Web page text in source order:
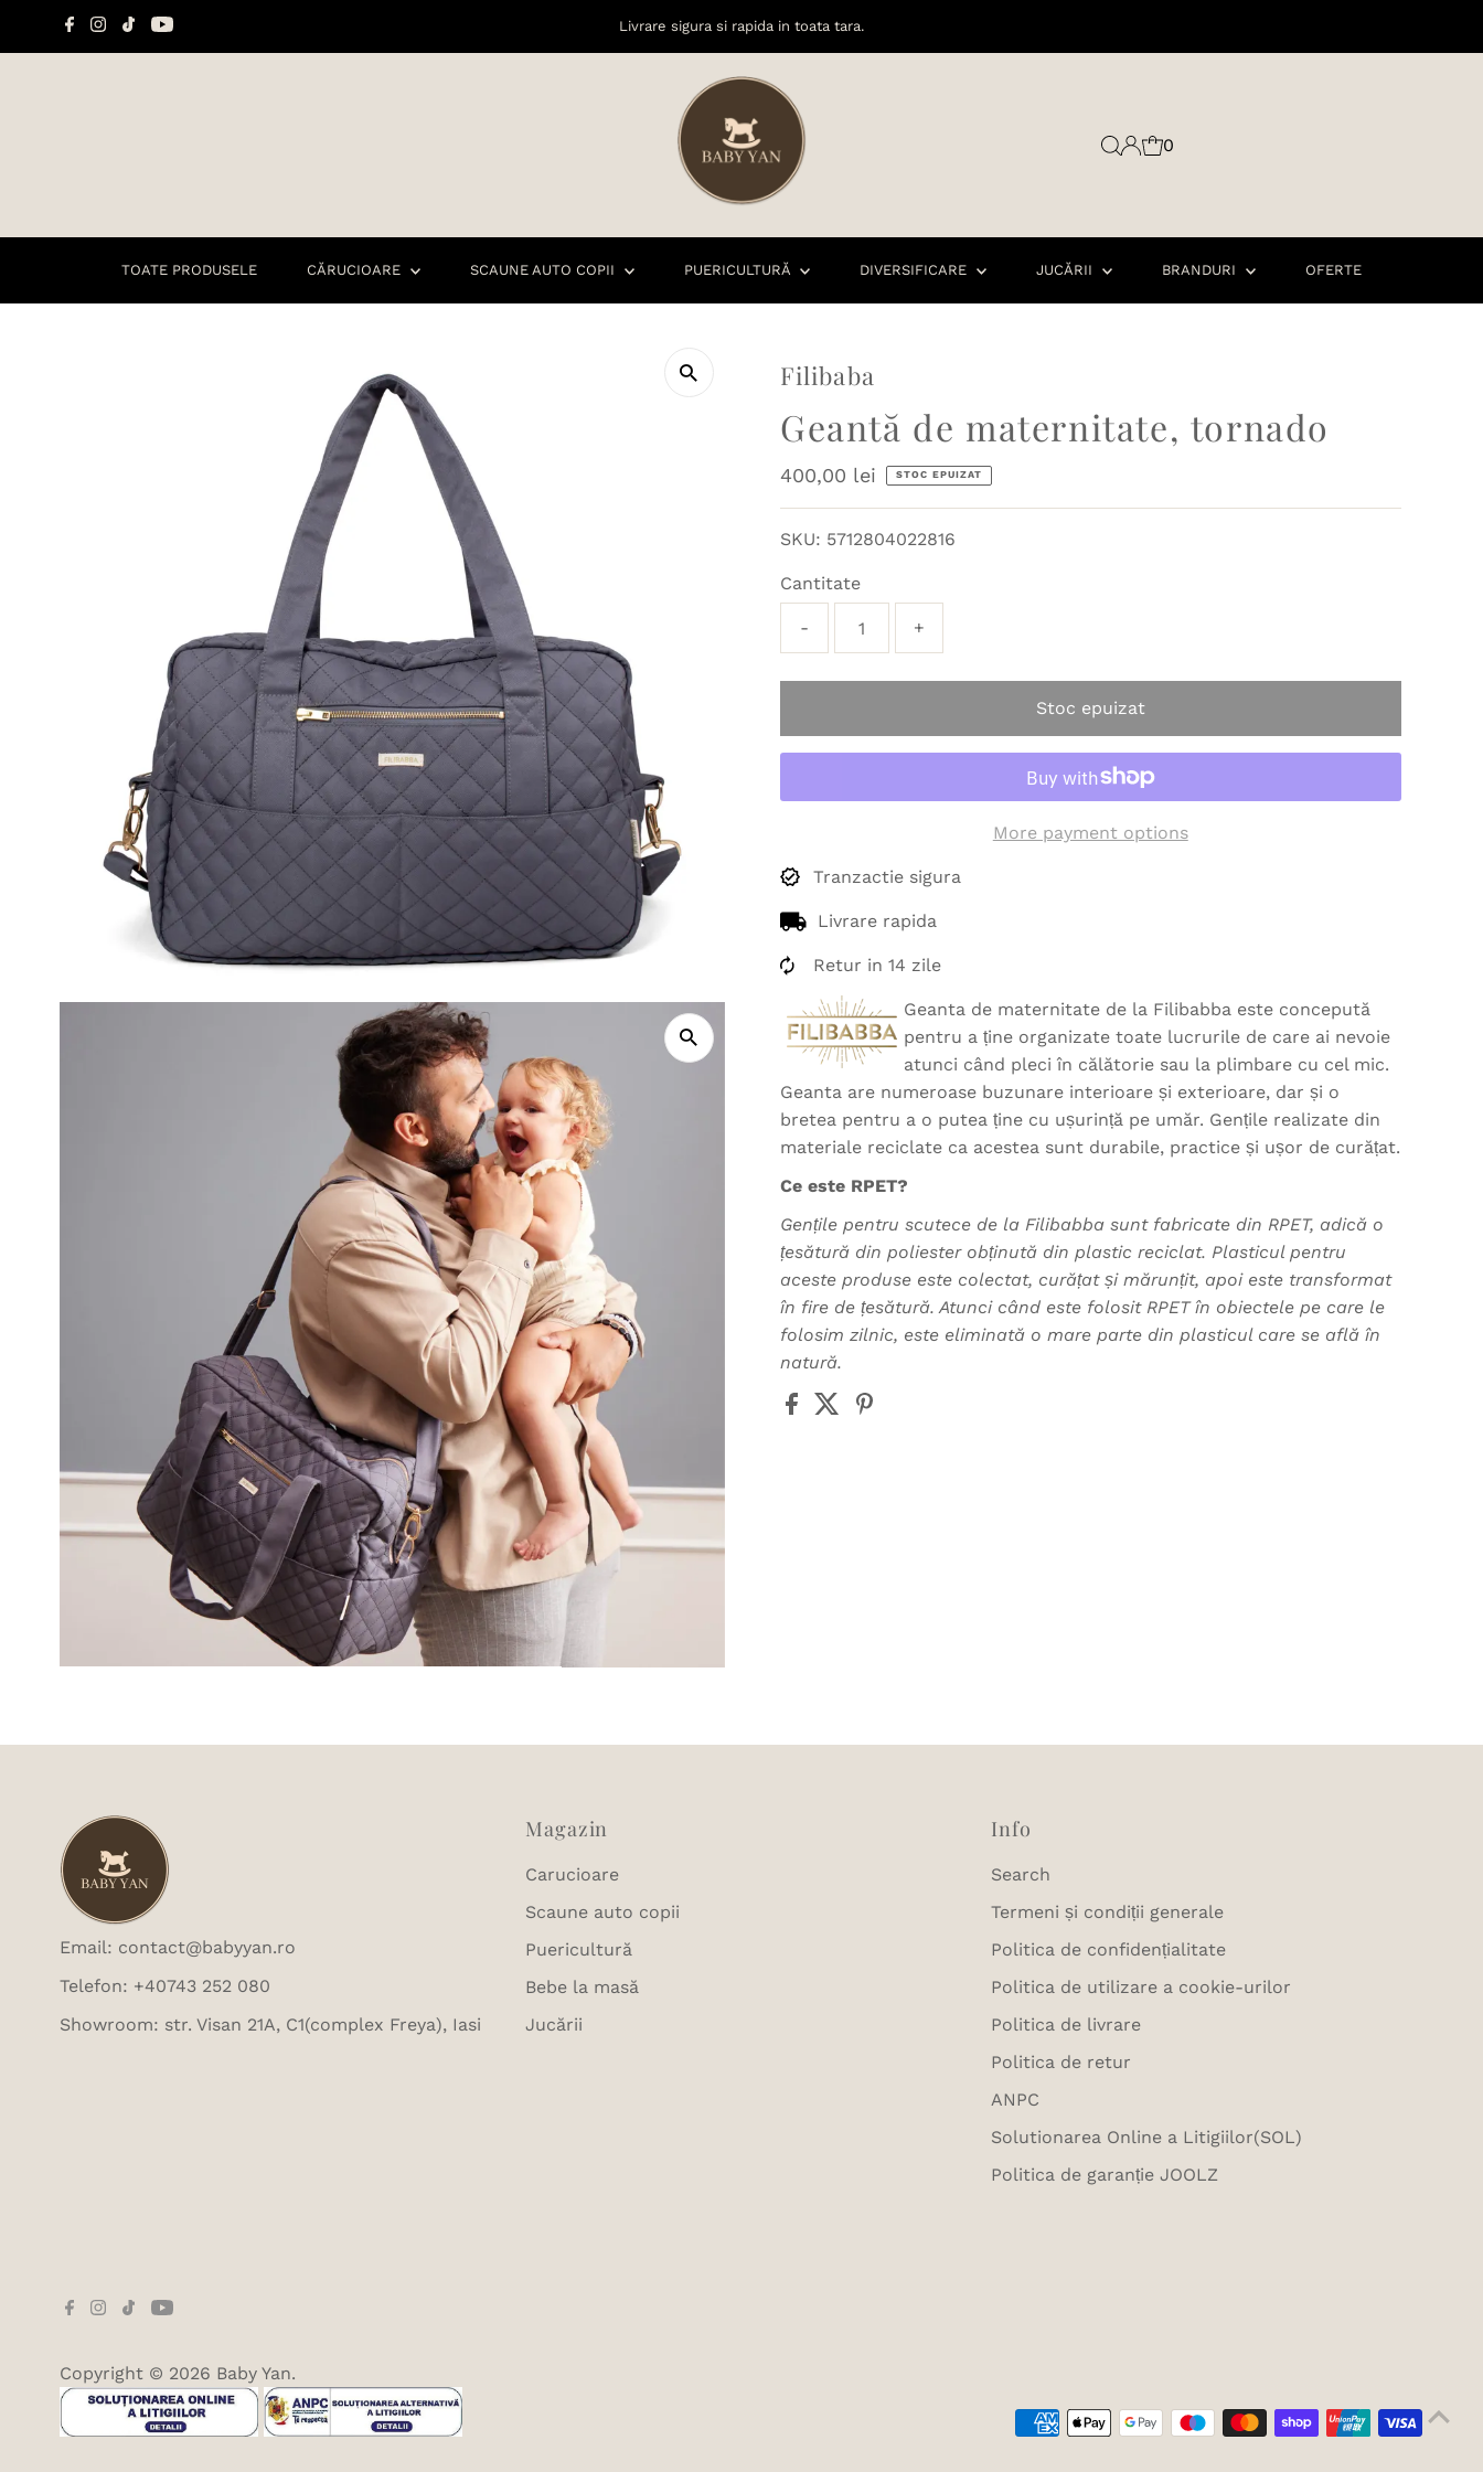
Sari la conținut Livrare sigura si rapida in toata tara.
0
TOATE PRODUSELE CĂRUCIOARE SCAUNE AUTO COPII PUERICULTURĂ DIVERSIFICARE JUCĂRII BRANDURI OFERTE
Filibaba
Geantă de maternitate, tornado
Preț
obișnuit
400,00 lei STOC EPUIZAT
SKU: 5712804022816
Cantitate
- +
Stoc epuizat
More payment options
Tranzactie sigura
Livrare rapida
Retur in 14 zile
Geanta de maternitate de la Filibabba este concepută
pentru a ține organizate toate lucrurile de care ai nevoie
atunci când pleci în călătorie sau la plimbare cu cel mic.
Geanta are numeroase buzunare interioare și exterioare, dar și o
bretea pentru a o putea ține cu ușurință pe umăr. Gențile realizate din
materiale reciclate ca acestea sunt durabile, practice și ușor de curățat.
Ce este RPET?
Gențile pentru scutece de la Filibabba sunt fabricate din RPET, adică o
țesătură din poliester obținută din plastic reciclat. Plasticul pentru
aceste produse este colectat, curățat și mărunțit, apoi este transformat
în fire de țesătură. Atunci când este folosit RPET în obiectele pe care le
folosim zilnic, este eliminată o mare parte din plasticul care se află în
natură.
Email: contact@babyyan.ro
Telefon: +40743 252 080
Showroom: str. Visan 21A, C1(complex Freya), Iasi
Magazin
Carucioare
Scaune auto copii
Puericultură
Bebe la masă
Jucării
Info
Search
Termeni și condiții generale
Politica de confidențialitate
Politica de utilizare a cookie-urilor
Politica de livrare
Politica de retur
ANPC
Solutionarea Online a Litigiilor(SOL)
Politica de garanție JOOLZ
Copyright © 2026 Baby Yan.